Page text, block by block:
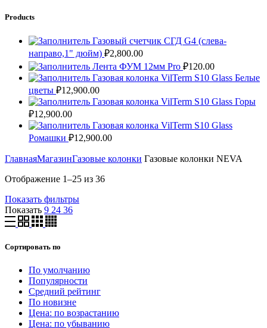
Products
Газовый счетчик СГД G4 (слева-
направо,1" дюйм) ₽2,800.00
Лента ФУМ 12мм Pro ₽120.00
Газовая колонка VilTerm S10 Glass Белые
цветы ₽12,900.00
Газовая колонка VilTerm S10 Glass Горы
₽12,900.00
Газовая колонка VilTerm S10 Glass
Ромашки ₽12,900.00
ГлавнаяМагазинГазовые колонки Газовые колонки NEVA
Отображение 1–25 из 36
Показать фильтры
Показать 9 24 36
Сортировать по
По умолчанию
Популярности
Средний рейтинг
По новизне
Цена: по возрастанию
Цена: по убыванию